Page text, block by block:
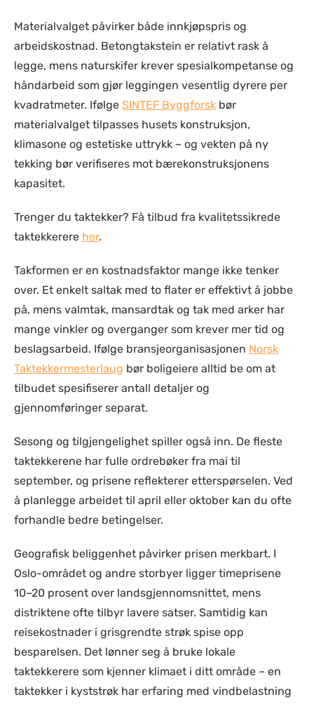
Materialvalget påvirker både innkjøpspris og
arbeidskostnad. Betongtakstein er relativt rask å
legge, mens naturskifer krever spesialkompetanse og
håndarbeid som gjør leggingen vesentlig dyrere per
kvadratmeter. Ifølge SINTEF Byggforsk bør
materialvalget tilpasses husets konstruksjon,
klimasone og estetiske uttrykk – og vekten på ny
tekking bør verifiseres mot bærekonstruksjonens
kapasitet.
Trenger du taktekker? Få tilbud fra kvalitetssikrede
taktekkerere her.
Takformen er en kostnadsfaktor mange ikke tenker
over. Et enkelt saltak med to flater er effektivt å jobbe
på, mens valmtak, mansardtak og tak med arker har
mange vinkler og overganger som krever mer tid og
beslagsarbeid. Ifølge bransjeorganisasjonen Norsk
Taktekkermesterlaug bør boligeiere alltid be om at
tilbudet spesifiserer antall detaljer og
gjennomføringer separat.
Sesong og tilgjengelighet spiller også inn. De fleste
taktekkerene har fulle ordrebøker fra mai til
september, og prisene reflekterer etterspørselen. Ved
å planlegge arbeidet til april eller oktober kan du ofte
forhandle bedre betingelser.
Geografisk beliggenhet påvirker prisen merkbart. I
Oslo-området og andre storbyer ligger timeprisene
10–20 prosent over landsgjennomsnittet, mens
distriktene ofte tilbyr lavere satser. Samtidig kan
reisekostnader i grisgrendte strøk spise opp
besparelsen. Det lønner seg å bruke lokale
taktekkerere som kjenner klimaet i ditt område – en
taktekker i kyststrøk har erfaring med vindbelastning